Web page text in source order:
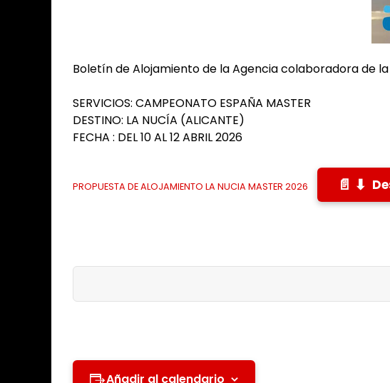
Boletín de Alojamiento de la Agencia colaboradora de
SERVICIOS: CAMPEONATO ESPAÑA MASTER
DESTINO: LA NUCÍA (ALICANTE)
FECHA : DEL 10 AL 12 ABRIL 2026
PROPUESTA DE ALOJAMIENTO LA NUCIA MASTER 2026
Añadir al calendario